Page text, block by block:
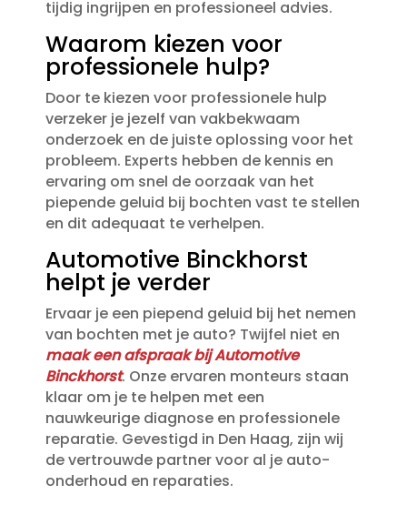
tijdig ingrijpen en professioneel advies.​
Waarom kiezen voor
professionele hulp?
Door te kiezen voor professionele hulp
verzeker je jezelf van vakbekwaam
onderzoek en de juiste oplossing voor het
probleem.​ Experts hebben de kennis en
ervaring om snel de oorzaak van het
piepende geluid bij bochten vast te stellen
en dit adequaat te verhelpen.​
Automotive Binckhorst
helpt je verder
Ervaar je een piepend geluid bij het nemen
van bochten met je auto? Twijfel niet en
maak een afspraak bij Automotive
Binckhorst.​ Onze ervaren monteurs staan
klaar om je te helpen met een
nauwkeurige diagnose en professionele
reparatie.​ Gevestigd in Den Haag, zijn wij
de vertrouwde partner voor al je auto-
onderhoud en reparaties.​